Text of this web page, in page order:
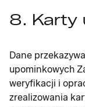
8. Karty
Dane
upominkowych
weryfikacji i
zrealizowania